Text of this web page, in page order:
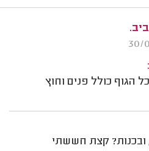
הגוף כולל פנים וחוץ
ובכנות? קצת חששתי